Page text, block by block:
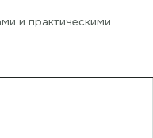
и практическими